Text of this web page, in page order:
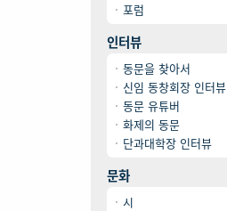
포럼
인터뷰
동문을 찾아서
신임 동창회장 인터뷰
동문 유튜버
화제의 동문
단과대학장 인터뷰
문화
시